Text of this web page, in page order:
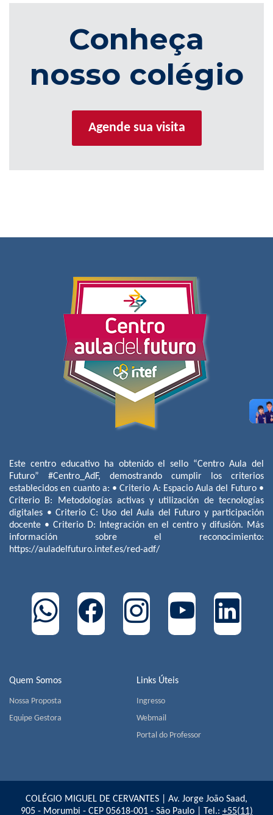
Conheça
nosso colégio
Agende sua visita
Quem Somos
Nossa Proposta
Equipe Gestora
Links Úteis
Ingresso
Webmail
Portal do Professor
Este centro educativo ha obtenido el sello “Centro Aula del
Futuro” #Centro_AdF, demostrando cumplir los criterios
establecidos en cuanto a: • Criterio A: Espacio Aula del Futuro •
Criterio B: Metodologías activas y utilización de tecnologías
digitales • Criterio C: Uso del Aula del Futuro y participación
docente • Criterio D: Integración en el centro y difusión. Más
información sobre el reconocimiento:
https://auladelfuturo.intef.es/red-adf/
COLÉGIO MIGUEL DE CERVANTES | Av. Jorge João Saad,
905 - Morumbi - CEP 05618-001 - São Paulo | Tel.: +55(11)